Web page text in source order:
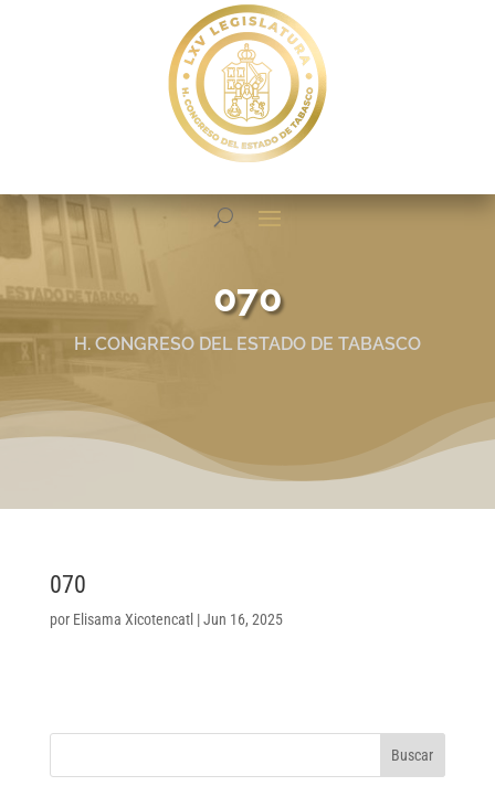
070
H. CONGRESO DEL ESTADO DE TABASCO
070
por Elisama Xicotencatl |Jun 16, 2025